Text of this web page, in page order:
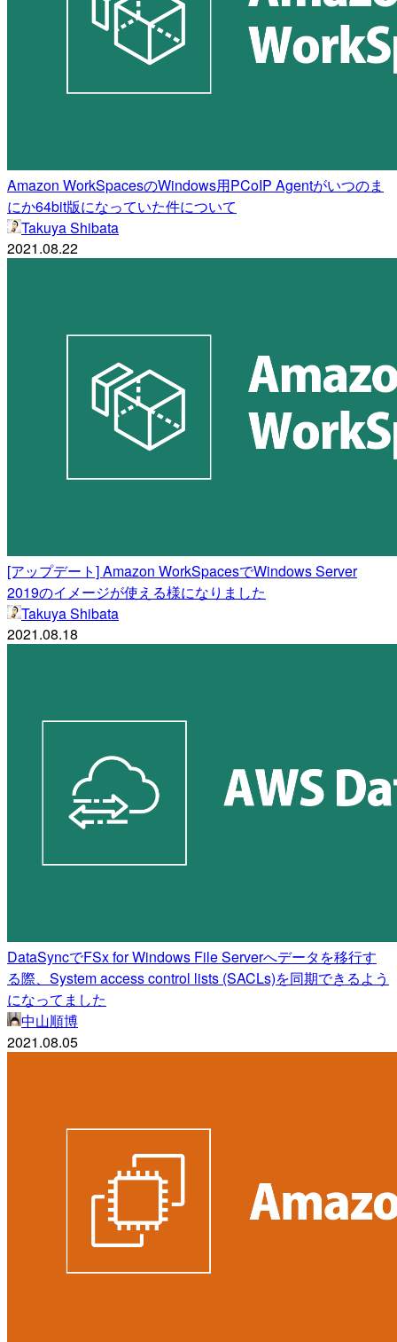
Amazon WorkSpacesのWindows用PCoIP Agentがいつのま
にか64bit版になっていた件について
Takuya Shibata
2021.08.22
[アップデート] Amazon WorkSpacesでWindows Server
2019のイメージが使える様になりました
Takuya Shibata
2021.08.18
DataSyncでFSx for Windows File Serverへデータを移行す
る際、System access control lists (SACLs)を同期できるよう
になってました
中山順博
2021.08.05